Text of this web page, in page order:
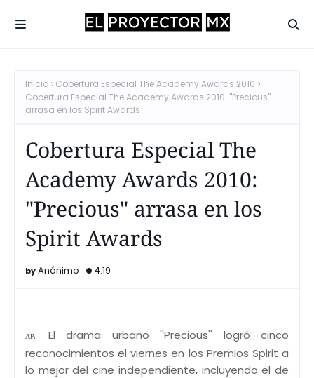
Inicio
Cobertura Especial The Academy Awards 2010
Cobertura Especial The Academy Awards 2010: "Precious"
arrasa en los Spirit Awards
Cobertura Especial The
Academy Awards 2010:
"Precious" arrasa en los
Spirit Awards
Anónimo 4:19
AP.- El drama urbano ''Precious'' logró cinco
reconocimientos el viernes en los Premios Spirit a
lo mejor del cine independiente, incluyendo el de